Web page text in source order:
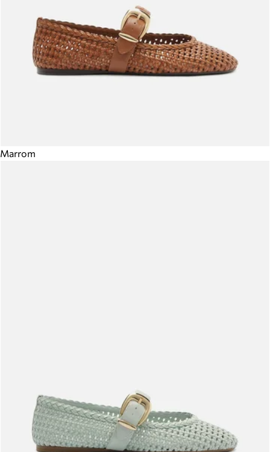
Marrom